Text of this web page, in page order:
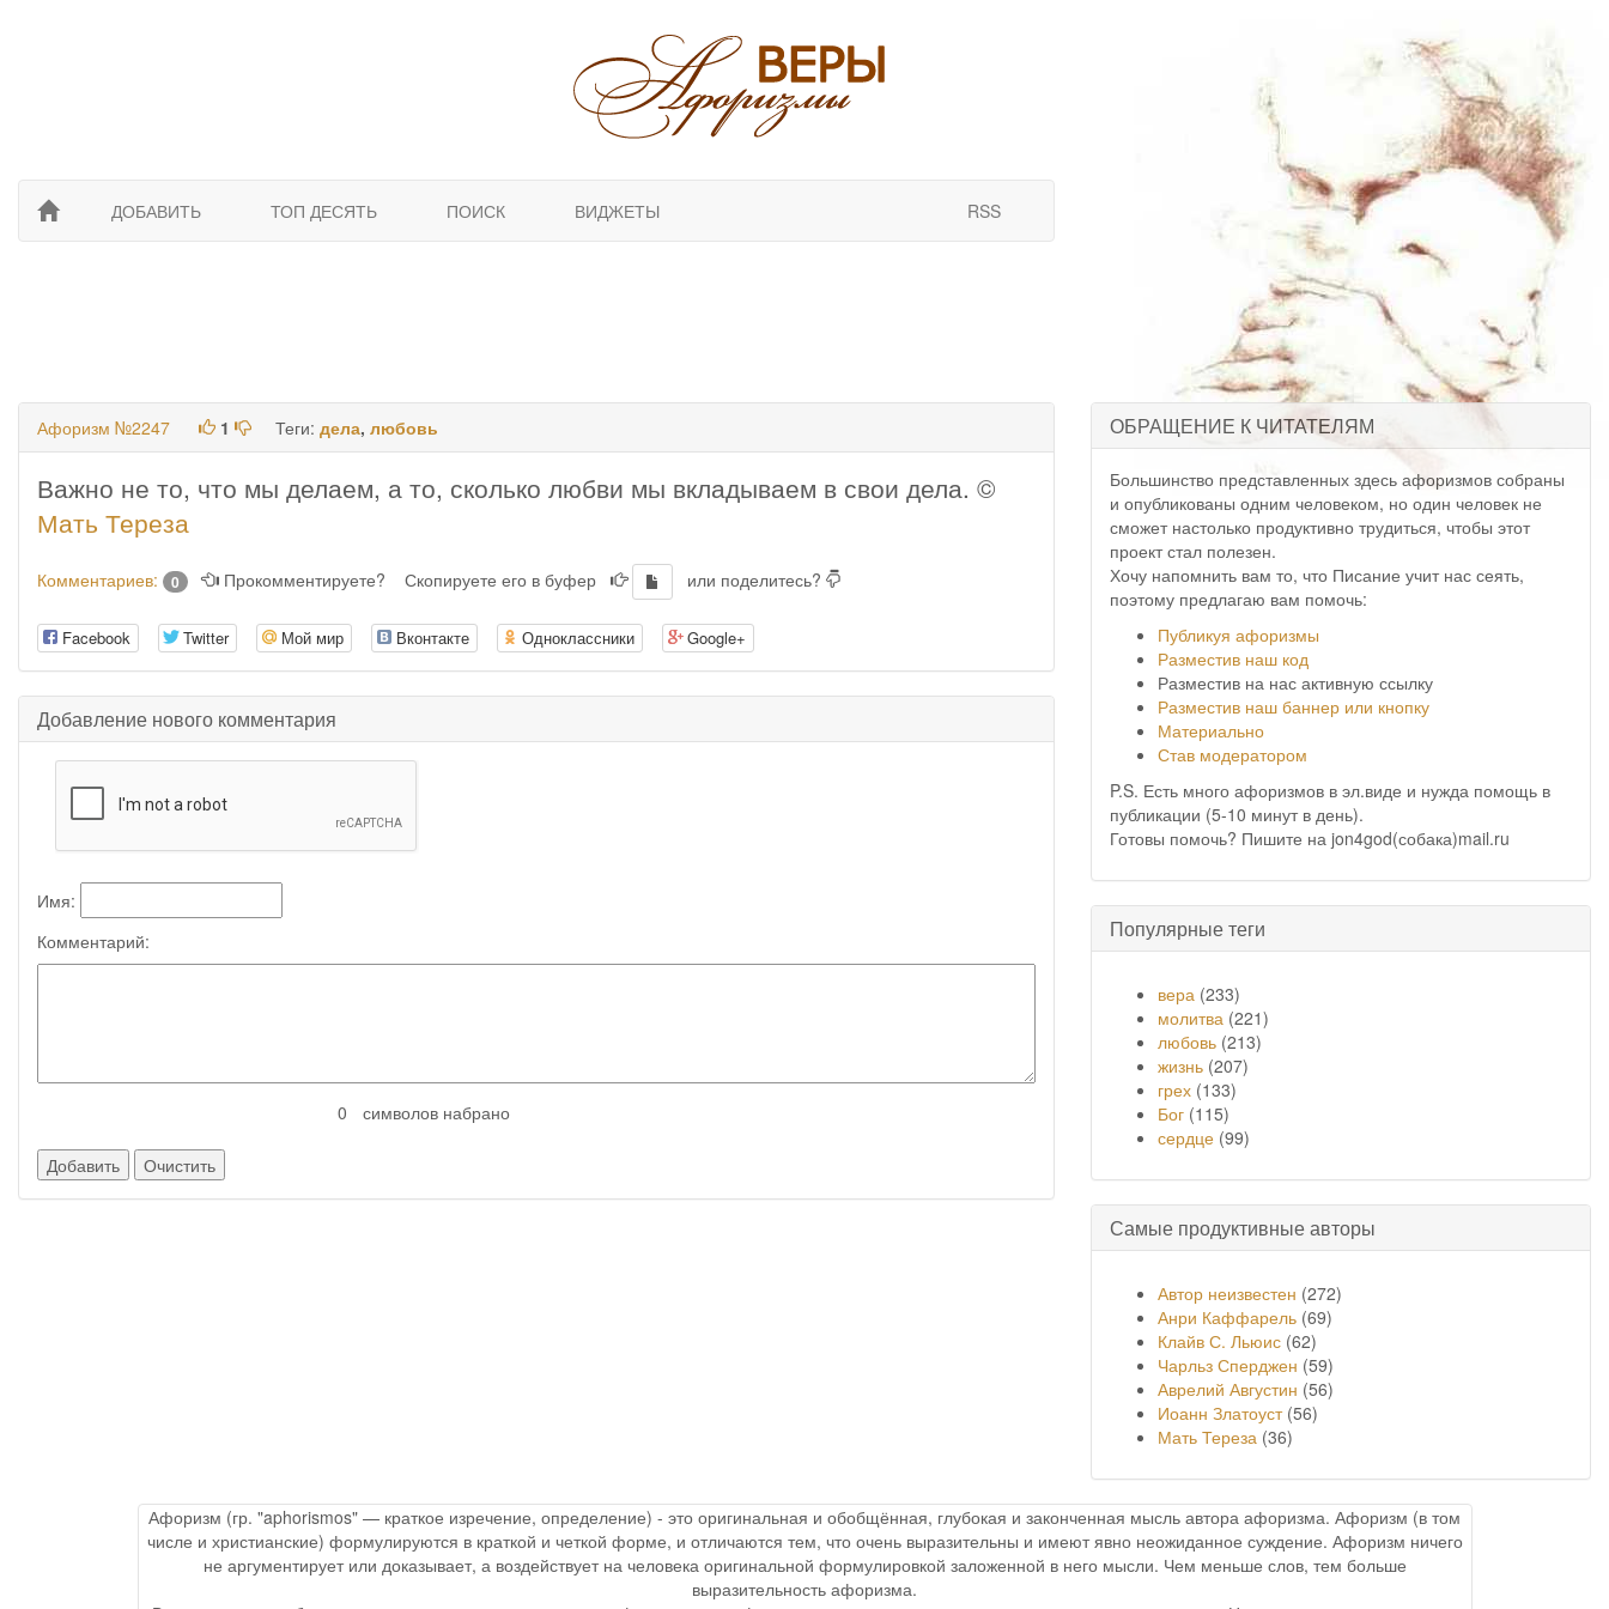
ДОБАВИТЬ ТОП ДЕСЯТЬ ПОИСК ВИДЖЕТЫ RSS
Афоризм №2247 1 Теги: дела, любовь
Важно не то, что мы делаем, а то, сколько любви мы вкладываем в свои дела. ©
Мать Тереза
Комментариев: 0 Прокомментируете? Скопируете его в буфер или поделитесь?
Facebook Twitter Мой мир Вконтакте Одноклассники Google+
Добавление нового комментария
Имя:
Комментарий:
символов набрано
ОБРАЩЕНИЕ К ЧИТАТЕЛЯМ
Большинство представленных здесь афоризмов собраны
и опубликованы одним человеком, но один человек не
сможет настолько продуктивно трудиться, чтобы этот
проект стал полезен.
Хочу напомнить вам то, что Писание учит нас сеять,
поэтому предлагаю вам помочь:
Публикуя афоризмы
Разместив наш код
Разместив на нас активную ссылку
Разместив наш баннер или кнопку
Материально
Став модератором
P.S. Есть много афоризмов в эл.виде и нужда помощь в
публикации (5-10 минут в день).
Готовы помочь? Пишите на jon4god(собака)mail.ru
Популярные теги
вера (233)
молитва (221)
любовь (213)
жизнь (207)
грех (133)
Бог (115)
сердце (99)
Самые продуктивные авторы
Автор неизвестен (272)
Анри Каффарель (69)
Клайв С. Льюис (62)
Чарльз Сперджен (59)
Аврелий Августин (56)
Иоанн Златоуст(56)
Мать Тереза (36)
Афоризм (гр. "aphorismos" — краткое изречение, определение) - это оригинальная и обобщённая, глубокая и законченная мысль автора афоризма. Афоризм (в том
числе и христианские) формулируются в краткой и четкой форме, и отличаются тем, что очень выразительны и имеют явно неожиданное суждение. Афоризм ничего
не аргументирует или доказывает, а воздействует на человека оригинальной формулировкой заложенной в него мысли. Чем меньше слов, тем больше
выразительность афоризма.